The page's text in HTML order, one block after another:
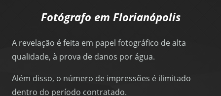
Fotógrafo em Florianópolis
A revelação é feita em papel fotográfico de alta
qualidade, à prova de danos por água.
Além disso, o número de impressões é ilimitado
dentro do período contratado.